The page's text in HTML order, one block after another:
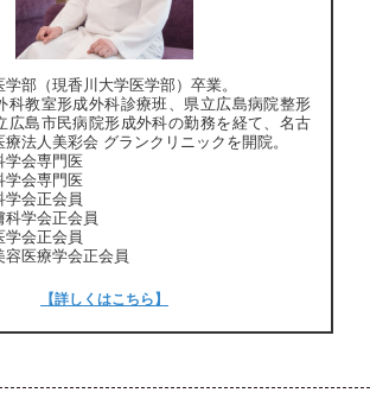
部（現香川大学医学部）卒業。
科教室形成外科診療班、県立広島病院整形
広島市民病院形成外科の勤務を経て、名古
法人美彩会 グランクリニックを開院。
会専門医
会専門医
会正会員
学会正会員
会正会員
医療学会正会員
【詳しくはこちら】